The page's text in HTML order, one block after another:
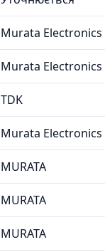
Murata Electronics
Murata Electronics
TDK
Murata Electronics
MURATA
MURATA
MURATA